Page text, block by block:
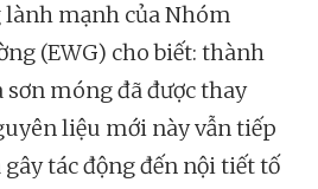
lành mạnh của Nhóm
(EWG) cho biết: thành
sơn móng đã được thay
liệu mới này vẫn tiếp
tác động đến nội tiết tố